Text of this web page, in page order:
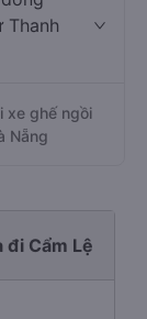
Thanh
xe ghế ngồi
Nẵng
Cẩm Lệ